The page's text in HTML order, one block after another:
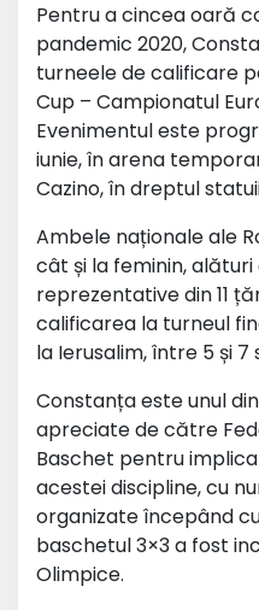
Pentru a cincea oară
pandemic 2020,
turneele de calificare
Cup – Campionatul
Evenimentul este
iunie, în arena
Cazino, în dreptul
Ambele naționale ale
cât și la feminin, alături
reprezentative din 11
calificarea la turneul
la Ierusalim, între 5 și
Constanța este unul
apreciate de către
Baschet pentru
acestei discipline, cu
organizate începând
baschetul 3×3 a fost
Olimpice.